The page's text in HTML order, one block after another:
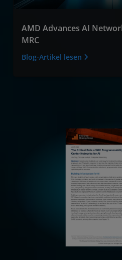
AMD Advances AI
MRC
Blog-Artikel lesen